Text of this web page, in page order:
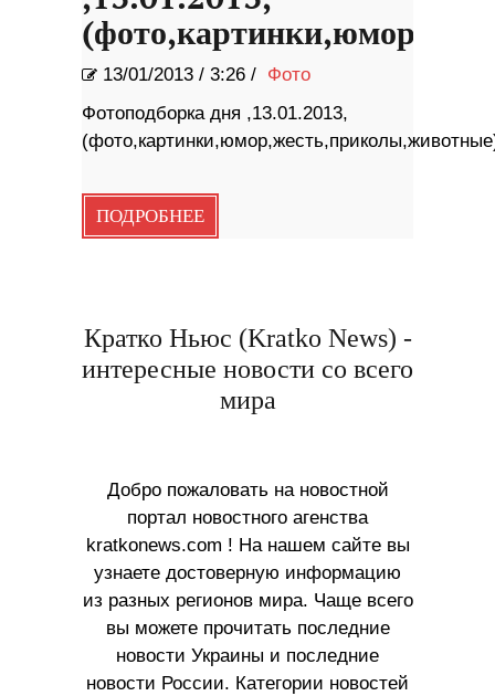
13/01/2013 / 3:26 / Фото
Фотоподборка дня ,13.01.2013,
ПОДРОБНЕЕ
Кратко Ньюс (Kratko News) -
интересные новости со всего
мира
Добро пожаловать на новостной
портал новостного агенства
kratkonews.com ! На нашем сайте вы
узнаете достоверную информацию
из разных регионов мира. Чаще всего
вы можете прочитать последние
новости Украины и последние
новости России. Категории новостей